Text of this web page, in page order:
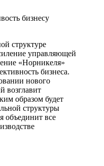
структуре
управляющей
«Норникеля»
бизнеса.
нового
возглавит
образом будет
структуры
объединит все